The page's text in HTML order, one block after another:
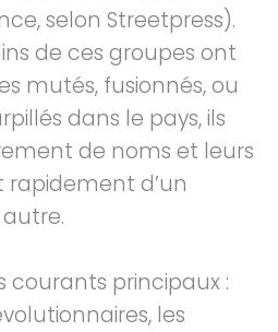
selon Streetpress).
de ces groupes ont
mutés, fusionnés, ou
dans le pays, ils
de noms et leurs
d’un
courants principaux :
les